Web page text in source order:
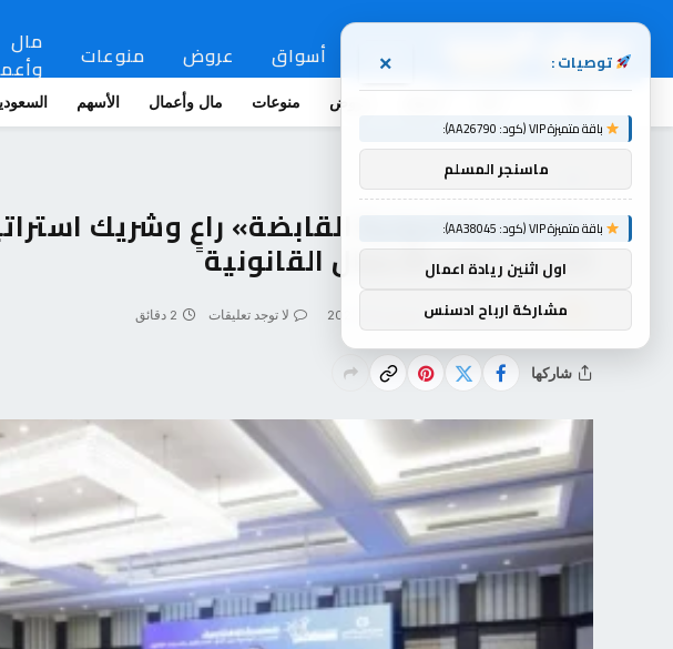
اخبار أسواق عروض منوعات
مال
عروض منوعات مال وأعمال الأسهم
«الخليجية الدولية القابضة» راعٍ وشريك
الثامن لروّاد الأعمال القانونية
بواسطة souq-arb لا توجد تعليقات 2 دقائق
شاركها
توصيات : ×
باقة متميزة VIP (كود: AA26790):
ماسنجر المسلم
باقة متميزة VIP (كود: AA38045):
اول اثنين ريادة اعمال
مشاركة ارباح ادسنس